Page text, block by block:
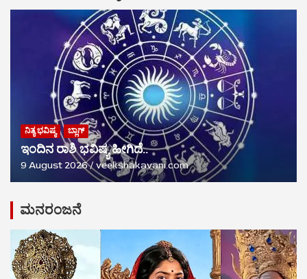
ನಿತ್ಯ ಭವಿಷ್ಯ ಬ್ಲಾಗ್
ಇಂದಿನ ರಾಶಿ ಭವಿಷ್ಯ ಹೀಗಿದೆ..
9 August 2026 veekshakavani.com
ಮನರಂಜನೆ